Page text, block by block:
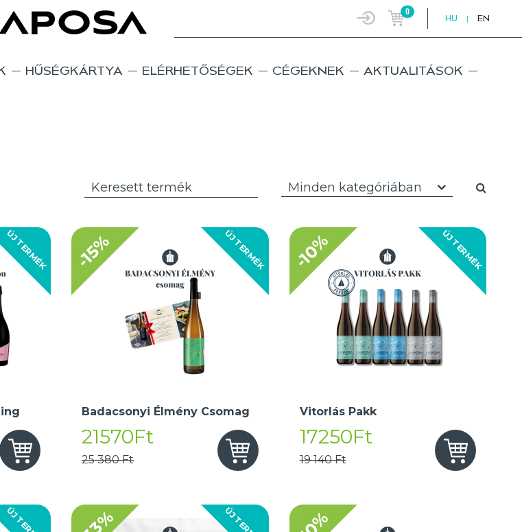
0
HU | EN
HŰSÉGKÁRTYA ELÉRHETŐSÉGEK CÉGEKNEK AKTUALITÁSOK
Minden kategóriában
ÚJ TERMÉK ÚJ TERMÉK
-15%
Badacsonyi Élmény Csomag
21570Ft
25 380 Ft
ÚJ TERMÉK
-10%
Vitorlás Pakk
17250Ft
19 140 Ft